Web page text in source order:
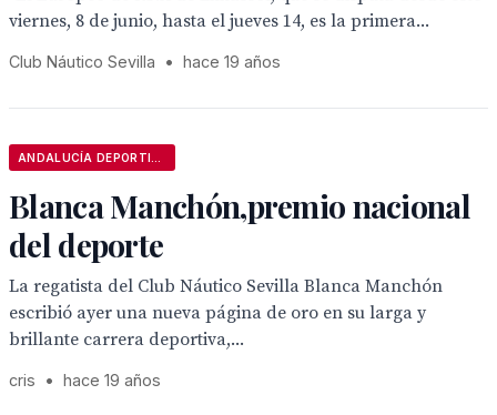
viernes, 8 de junio, hasta el jueves 14, es la primera...
Club Náutico Sevilla • hace 19 años
Blanca Manchón,premio nacional
del deporte
La regatista del Club Náutico Sevilla Blanca Manchón
escribió ayer una nueva página de oro en su larga y
brillante carrera deportiva,...
cris • hace 19 años